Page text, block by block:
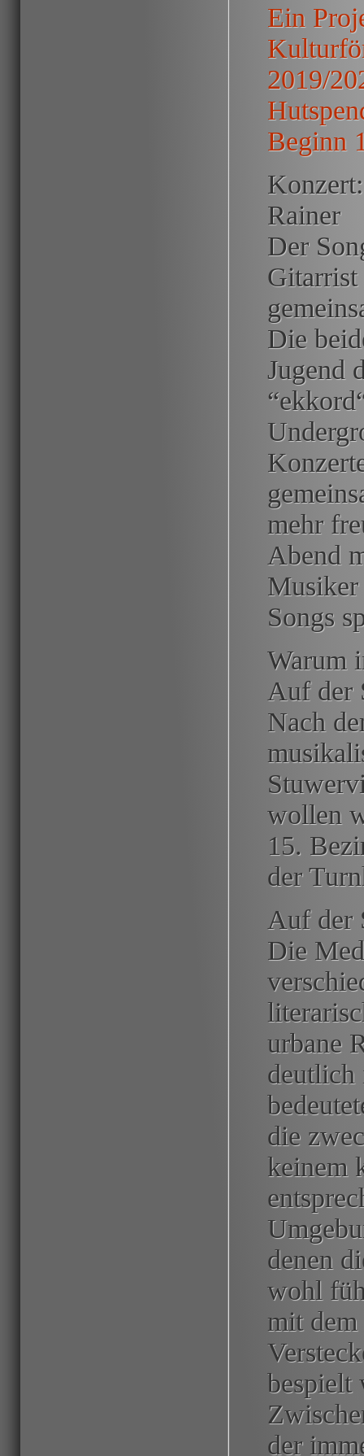
Ein
2019/
Beginn
Rainer
Der
Gitarrist
Die
Jugend
mehr
Abend
Songs
Warum
Auf der
Nach
wollen
15.
der
Auf der
Die
urbane
deutlich
die
keinem
denen
wohl
mit
bespielt
der